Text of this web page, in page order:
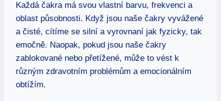
Každá čakra má svou vlastní barvu, frekvenci a
oblast působnosti. Když jsou naše čakry vyvážené
a čisté, cítíme se silní a vyrovnaní jak fyzicky, tak
emočně. Naopak, pokud jsou naše čakry
zablokované nebo přetížené, může to vést k
různým zdravotním problémům a emocionálním
obtížím.